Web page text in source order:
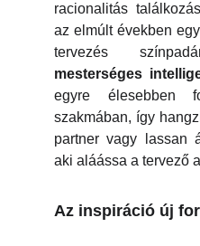
racionalitás
az elmúlt években
tervezés
mesterséges
egyre élesebben
szakmában, így
partner vagy lassan
aki aláássa a tervező
Az inspiráció új